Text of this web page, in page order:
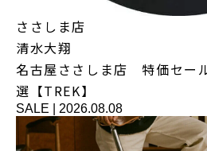
ささしま店
清水大翔
名古屋ささしま店 特価セー
選【TREK】
SALE 2026.08.08